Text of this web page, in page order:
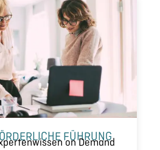
FÜHRUNG
on Demand